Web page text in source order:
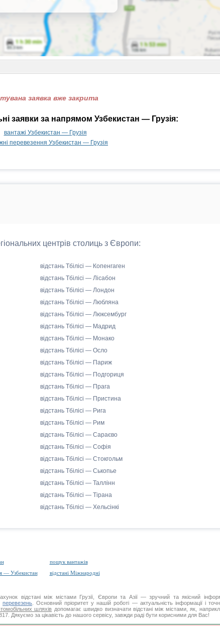
заявка вже закрита
заявки за напрямом Узбекистан — Грузія:
вантажі Узбекистан — Грузія
перевезення Узбекистан — Грузія
центрів столиць з Європи:
відстань Тбілісі — Копенгаген
відстань Тбілісі — Лісабон
відстань Тбілісі — Лондон
відстань Тбілісі — Любляна
відстань Тбілісі — Люксембург
відстань Тбілісі — Мадрид
відстань Тбілісі — Монако
відстань Тбілісі — Осло
відстань Тбілісі — Париж
відстань Тбілісі — Подгориця
відстань Тбілісі — Прага
відстань Тбілісі — Пристина
відстань Тбілісі — Рига
відстань Тбілісі — Рим
відстань Тбілісі — Сараєво
відстань Тбілісі — Софія
відстань Тбілісі — Стокгольм
відстань Тбілісі — Ськопье
відстань Тбілісі — Таллінн
відстань Тбілісі — Тірана
відстань Тбілісі — Хельсінкі
пошук вантажів
— Узбекистан відстані Міжнародні
відстаніміж містами Грузії, Європи та Азії — зручний та якісний
перевезень . Основний пріоритет у нашій роботі — актуальність інформації і
шляхів допомагає швидко визначати відстані між містами, як,
Дякуємо за цікавість до нашого сервісу, завжди раді бути корисними для Вас!